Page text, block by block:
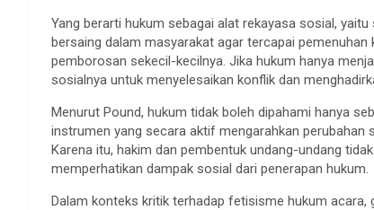
Yang berarti hukum sebagai alat rekayasa sosial,
bersaing dalam masyarakat agar tercapai
pemborosan sekecil-kecilnya. Jika hukum hanya
sosialnya untuk menyelesaikan konflik dan
Menurut Pound, hukum tidak boleh dipahami hanya
instrumen yang secara aktif mengarahkan perubahan
Karena itu, hakim dan pembentuk undang-undang
memperhatikan dampak sosial dari penerapan hukum.
Dalam konteks kritik terhadap fetisisme hukum acara,